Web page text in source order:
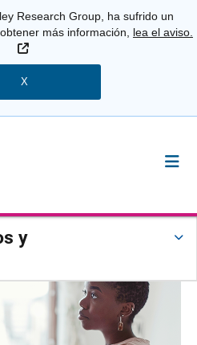
Research Group, ha sufrido un
más información, lea el aviso.
Sitio Externo
X
y